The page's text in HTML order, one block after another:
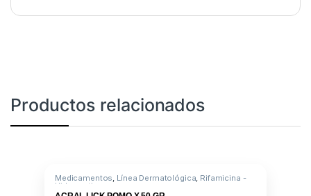
Productos relacionados
Medicamentos, Línea Dermatológica, Rifamicina -
Hidrocortisona